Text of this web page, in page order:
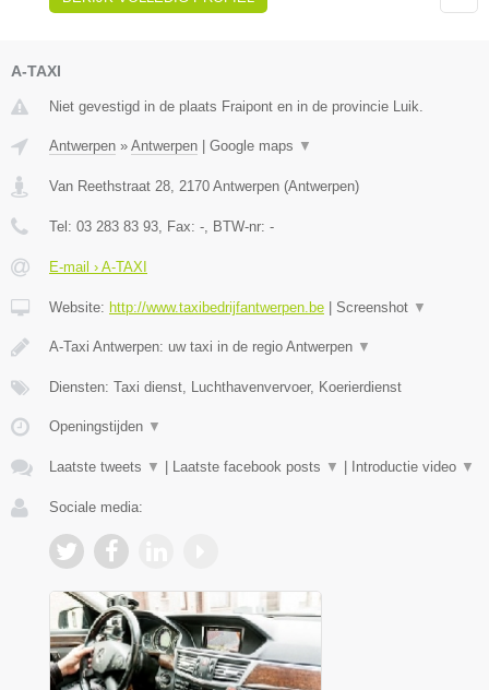
A-TAXI
Niet gevestigd in de plaats Fraipont en in de provincie Luik.
Antwerpen » Antwerpen Google maps ▼
Van Reethstraat 28, 2170 Antwerpen (Antwerpen)
Tel: 03 283 83 93, Fax: -, BTW-nr: -
E-mail › A-TAXI
Website: http://www.taxibedrijfantwerpen.be Screenshot ▼
A-Taxi Antwerpen: uw taxi in de regio Antwerpen ▼
Diensten: Taxi dienst, Luchthavenvervoer, Koerierdienst
Openingstijden ▼
Laatste tweets ▼ Laatste facebook posts ▼ Introductie video ▼
Sociale media: